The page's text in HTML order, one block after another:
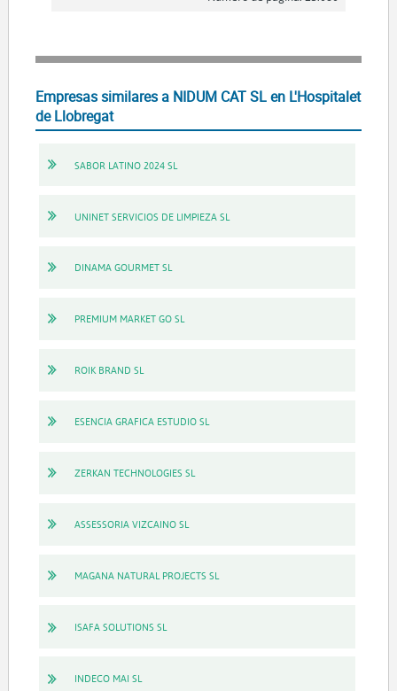
Empresas similares a NIDUM CAT SL en L'Hospitalet
de Llobregat
SABOR LATINO 2024 SL
UNINET SERVICIOS DE LIMPIEZA SL
DINAMA GOURMET SL
PREMIUM MARKET GO SL
ROIK BRAND SL
ESENCIA GRAFICA ESTUDIO SL
ZERKAN TECHNOLOGIES SL
ASSESSORIA VIZCAINO SL
MAGANA NATURAL PROJECTS SL
ISAFA SOLUTIONS SL
INDECO MAI SL